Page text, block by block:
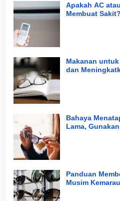
Apakah AC
Membuat
Makanan
dan
Bahaya
Lama,
Panduan
Musim